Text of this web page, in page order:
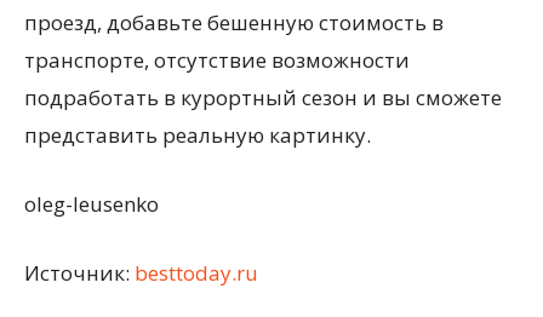
проезд, добавьте бешенную стоимость в
транспорте, отсутствие возможности
подработать в курортный сезон и вы сможете
представить реальную картинку.
oleg-leusenko
Источник: besttoday.ru